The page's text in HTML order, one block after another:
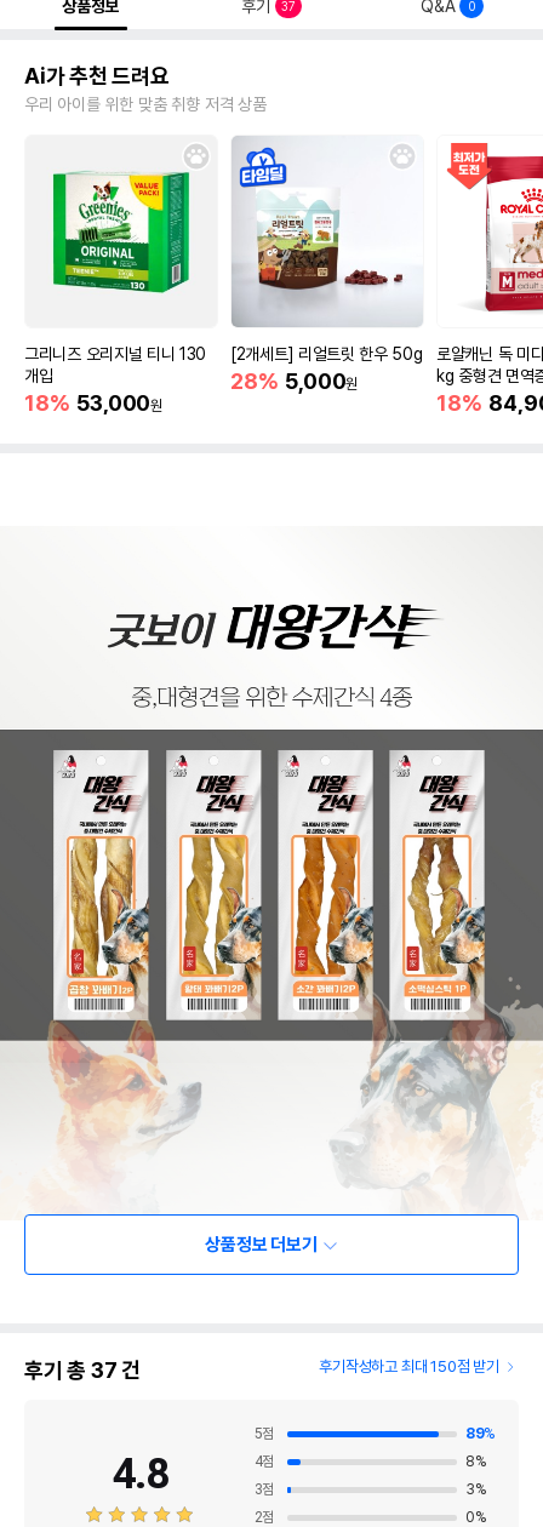
상품정보 후기 37 Q&A 0
Ai가 추천 드려요
우리 아이를 위한 맞춤 취향 저격 상품
그리니즈 오리지널 티니 130
개입
18% 53,000원
[2개세트] 리얼트릿 한우 50g
28% 5,000원
로얄캐닌 독 미
kg 중형견 면역
18%
상품정보 더보기
후기 총 37건 후기작성하고 최대 150점 받기
4.8
5점 89%
4점 8%
3점 3%
2점 0%